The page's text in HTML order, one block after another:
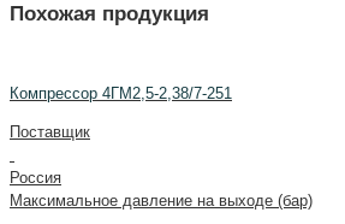
Похожая продукция
Компрессор 4ГМ2,5-2,38/7-251
Поставщик
Россия
Максимальное давление на выходе (бар)